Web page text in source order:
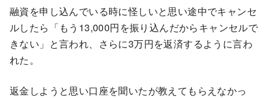
融資を申し込んでいる時に怪しいと思い途中でキャンセ
ルしたら「もう13,000円を振り込んだからキャンセルで
きない」と言われ、さらに3万円を返済するように言わ
れた。
返金しようと思い口座を聞いたが教えてもらえなかっ